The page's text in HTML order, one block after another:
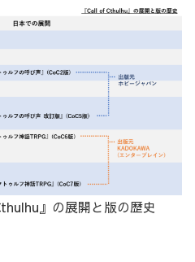
』の展開と版の歴史